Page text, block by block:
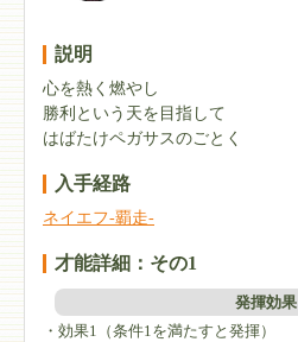
説明
心を熱く燃やし
勝利という天を目指して
はばたけペガサスのごとく
入手経路
ネイエフ-覇走-
才能詳細：その1
発揮効果
・効果1（条件1を満たすと発揮）